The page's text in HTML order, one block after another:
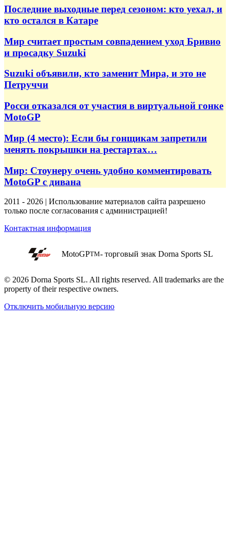
Последние выходные перед сезоном: кто уехал, и
кто остался в Катаре
Мир считает простым совпадением уход Бривио
и просадку Suzuki
Suzuki объявили, кто заменит Мира, и это не
Петруччи
Росси отказался от участия в виртуальной гонке
MotoGP
Мир (4 место): Если бы гонщикам запретили
менять покрышки на рестартах…
Мир: Стоунеру очень удобно комментировать
MotoGP с дивана
2011 - 2026 | Использование материалов сайта разрешено
только после согласования с администрацией!
Контактная информация
MotoGPTM- торговый знак Dorna Sports SL
© 2026 Dorna Sports SL. All rights reserved. All trademarks are the
property of their respective owners.
Отключить мобильную версию